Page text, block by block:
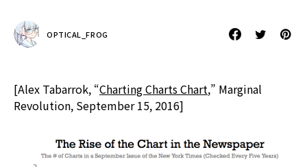
OPTICAL_FROG
[Alex Tabarrok, “Charting Charts Chart,” Marginal
Revolution, September 15, 2016]